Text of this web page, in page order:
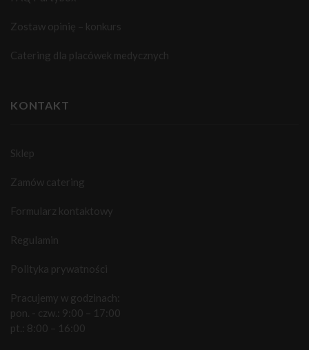
Zostaw opinię – konkurs
Catering dla placówek medycznych
KONTAKT
Sklep
Zamów catering
Formularz kontaktowy
Regulamin
Polityka prywatności
Pracujemy w godzinach:
pon. - czw.: 9:00 – 17:00
pt.: 8:00 – 16:00